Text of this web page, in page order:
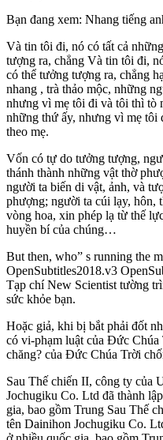
Bạn đang xem: Nhang tiếng
Và tin tôi đi, nó có tất cả
tượng ra, chẳng Và tin tôi đi,
có thể tưởng tượng ra, chẳng
nhang , trà thảo mộc, những
nhưng vì mẹ tôi đi và tôi thì tò
những thứ ấy, nhưng vì mẹ tôi
theo mẹ.
Vốn có tự do tưởng tượng,
thánh thành những vật thờ
người ta biến di vật, ảnh, và
phượng; người ta cúi lạy, hôn,
vòng hoa, xin phép lạ từ thế
huyền bí của chúng…
But then, who” s running the
OpenSubtitles2018.v3
Tạp chí New Scientist tường
sức khỏe bạn.
Hoặc giả, khi bị bắt phải đốt
có vi-phạm luật của Đức
chăng? của Đức Chúa Trời
Sau Thế chiến II, công ty của
Jochugiku Co. Ltd đã thành
gia, bao gồm Trung Sau Thế
tên Dainihon Jochugiku Co.